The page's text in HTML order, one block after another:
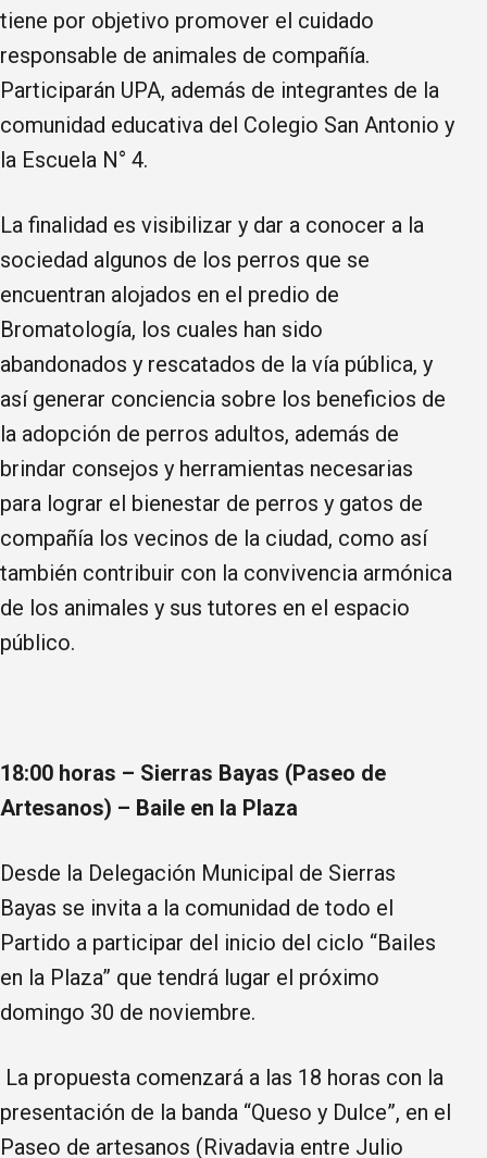
tiene por objetivo promover el cuidado
responsable de animales de compañía.
Participarán UPA, además de integrantes de la
comunidad educativa del Colegio San Antonio y
la Escuela N° 4.
La finalidad es visibilizar y dar a conocer a la
sociedad algunos de los perros que se
encuentran alojados en el predio de
Bromatología, los cuales han sido
abandonados y rescatados de la vía pública, y
así generar conciencia sobre los beneficios de
la adopción de perros adultos, además de
brindar consejos y herramientas necesarias
para lograr el bienestar de perros y gatos de
compañía los vecinos de la ciudad, como así
también contribuir con la convivencia armónica
de los animales y sus tutores en el espacio
público.
18:00 horas – Sierras Bayas (Paseo de
Artesanos) – Baile en la Plaza
Desde la Delegación Municipal de Sierras
Bayas se invita a la comunidad de todo el
Partido a participar del inicio del ciclo “Bailes
en la Plaza” que tendrá lugar el próximo
domingo 30 de noviembre.
La propuesta comenzará a las 18 horas con la
presentación de la banda “Queso y Dulce”, en el
Paseo de artesanos (Rivadavia entre Julio